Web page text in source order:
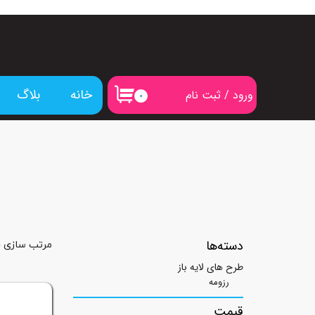
۰ ورود / ثبت نام
حساب کاربری من
خانه بلاگ
دسته‌ها
طرح های لایه باز
رزومه
مرتب سازی